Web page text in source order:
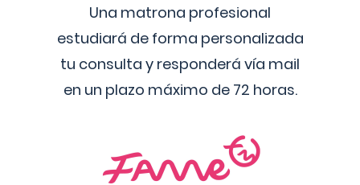
Una matrona profesional
estudiará de forma personalizada
tu consulta y responderá vía mail
en un plazo máximo de 72 horas.